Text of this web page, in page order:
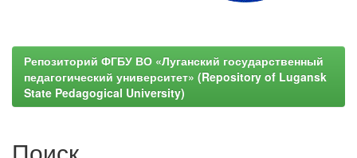
Репозиторий ФГБУ ВО «Луганский государственный
педагогический университет» (Repository of Lugansk
State Pedagogical University)